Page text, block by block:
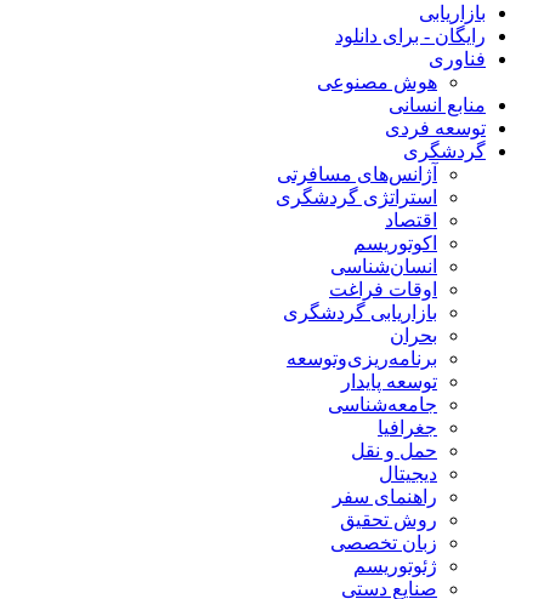
بازاریابی
رایگان - برای دانلود
فناوری
هوش مصنوعی
منابع انسانی
توسعه فردی
گردشگری
آژانس‌های مسافرتی
استراتژی گردشگری
اقتصاد
اکوتوریسم
انسان‌شناسی
اوقات فراغت
بازاریابی گردشگری
بحران
برنامه‌ریزی‌وتوسعه
توسعه پایدار
جامعه‌شناسی
جغرافیا
حمل و نقل
دیجیتال
راهنمای سفر
روش تحقیق
زبان تخصصی
ژئوتوریسم
صنایع دستی